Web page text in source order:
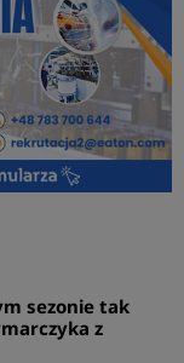
sezonie tak
z